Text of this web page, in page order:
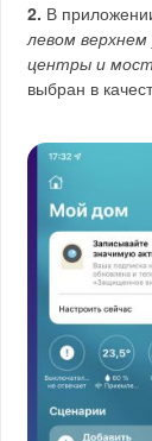
2. В
левом
центры и
выбран в